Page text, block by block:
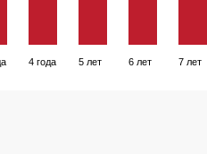
4 года 5 лет 6 лет 7 лет